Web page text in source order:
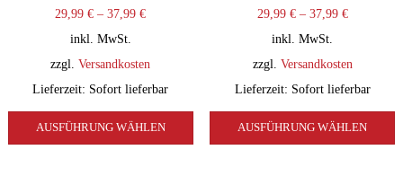
29,99€ –37,99€
inkl. MwSt.
zzgl.Versandkosten
Lieferzeit: Sofort lieferbar
AUSFÜHRUNG WÄHLEN
Dieses
Produkt
weist
29,99 €– 37,99 €
inkl. MwSt.
zzgl. Versandkosten
Lieferzeit: Sofort lieferbar
AUSFÜHRUNG WÄHLEN